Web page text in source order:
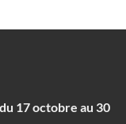
17 octobre au 30